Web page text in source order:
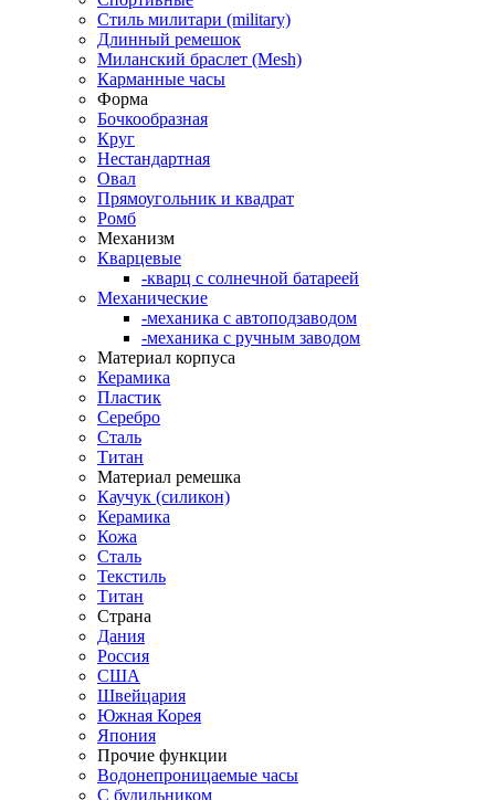
Стиль милитари (military)
Длинный ремешок
Миланский браслет (Mesh)
Карманные часы
Форма
Бочкообразная
Круг
Нестандартная
Овал
Прямоугольник и квадрат
Ромб
Механизм
Кварцевые
-кварц с солнечной батареей
Механические
-механика с автоподзаводом
-механика с ручным заводом
Материал корпуса
Керамика
Пластик
Серебро
Сталь
Титан
Материал ремешка
Каучук (силикон)
Керамика
Кожа
Сталь
Текстиль
Титан
Страна
Дания
Россия
США
Швейцария
Южная Корея
Япония
Прочие функции
Водонепроницаемые часы
С будильником